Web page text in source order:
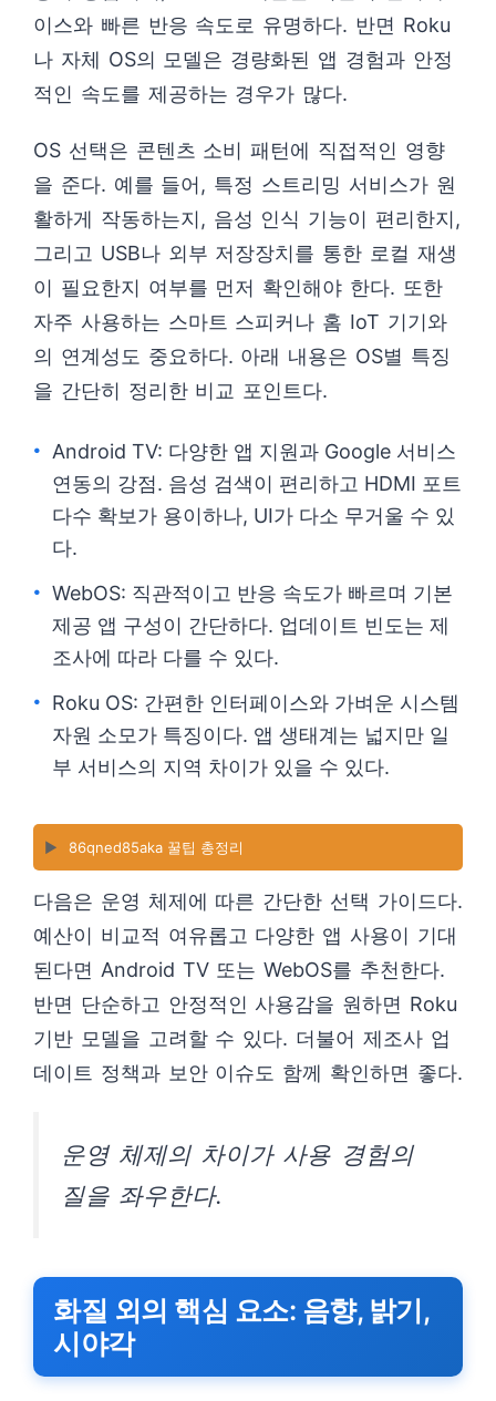
이스와 빠른 반응 속도로 유명하다. 반면 Roku
나 자체 OS의 모델은 경량화된 앱 경험과 안정
적인 속도를 제공하는 경우가 많다.
OS 선택은 콘텐츠 소비 패턴에 직접적인 영향
을 준다. 예를 들어, 특정 스트리밍 서비스가 원
활하게 작동하는지, 음성 인식 기능이 편리한지,
그리고 USB나 외부 저장장치를 통한 로컬 재생
이 필요한지 여부를 먼저 확인해야 한다. 또한
자주 사용하는 스마트 스피커나 홈 IoT 기기와
의 연계성도 중요하다. 아래 내용은 OS별 특징
을 간단히 정리한 비교 포인트다.
Android TV: 다양한 앱 지원과 Google 서비스
연동의 강점. 음성 검색이 편리하고 HDMI 포트
다수 확보가 용이하나, UI가 다소 무거울 수 있
다.
WebOS: 직관적이고 반응 속도가 빠르며 기본
제공 앱 구성이 간단하다. 업데이트 빈도는 제
조사에 따라 다를 수 있다.
Roku OS: 간편한 인터페이스와 가벼운 시스템
자원 소모가 특징이다. 앱 생태계는 넓지만 일
부 서비스의 지역 차이가 있을 수 있다.
▶️ 86qned85aka 꿀팁 총정리
다음은 운영 체제에 따른 간단한 선택 가이드다.
예산이 비교적 여유롭고 다양한 앱 사용이 기대
된다면 Android TV 또는 WebOS를 추천한다.
반면 단순하고 안정적인 사용감을 원하면 Roku
기반 모델을 고려할 수 있다. 더불어 제조사 업
데이트 정책과 보안 이슈도 함께 확인하면 좋다.
운영 체제의 차이가 사용 경험의
질을 좌우한다.
화질 외의 핵심 요소: 음향, 밝기,
시야각